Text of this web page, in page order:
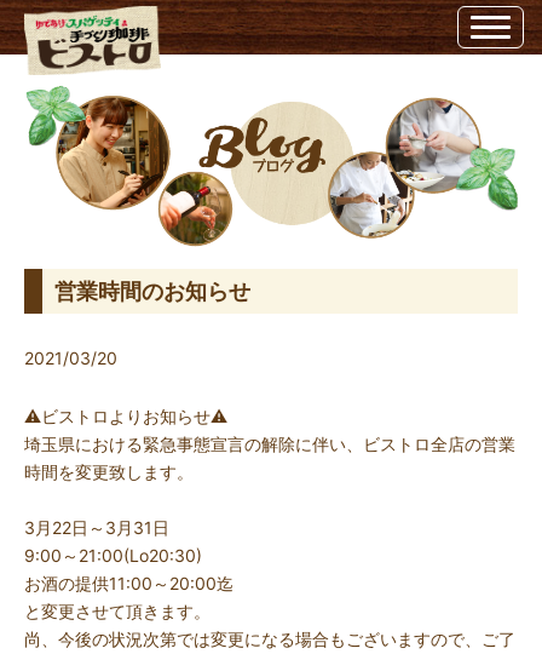
営業時間のお知らせ | 埼玉県越谷市のビストロ埼玉県越谷市のビストロ
営業時間のお知らせ
2021/03/20
⚠️ビストロよりお知らせ⚠️
埼玉県における緊急事態宣言の解除に伴い、ビストロ全店の営業
時間を変更致します。
3月22日～3月31日
9:00～21:00(Lo20:30)
お酒の提供11:00～20:00迄
と変更させて頂きます。
尚、今後の状況次第では変更になる場合もございますので、ご了